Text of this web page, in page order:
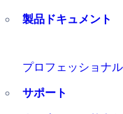
製品ドキュメント
プロフェッショナ
サポート